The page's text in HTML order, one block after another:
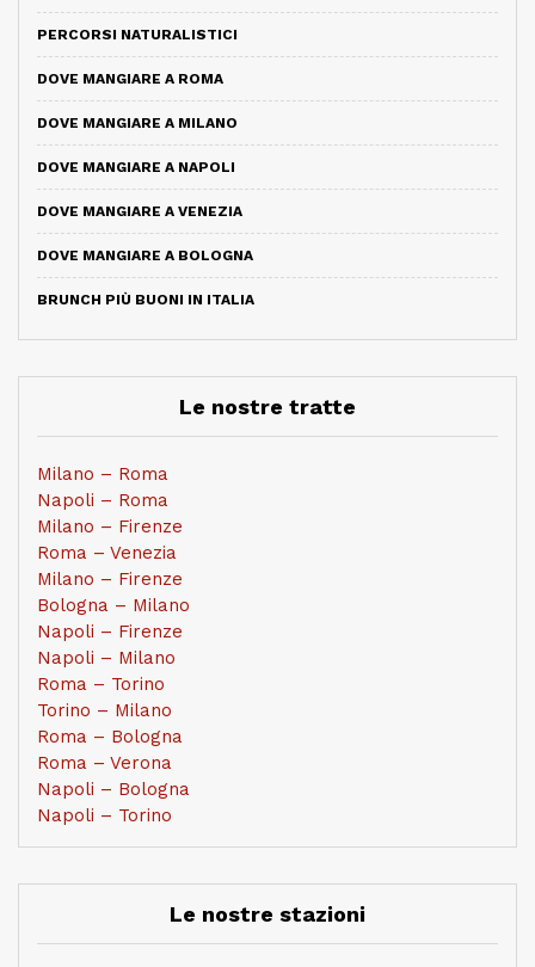
PERCORSI NATURALISTICI
DOVE MANGIARE A ROMA
DOVE MANGIARE A MILANO
DOVE MANGIARE A NAPOLI
DOVE MANGIARE A VENEZIA
DOVE MANGIARE A BOLOGNA
BRUNCH PIÙ BUONI IN ITALIA
Le nostre tratte
Milano – Roma
Napoli – Roma
Milano – Firenze
Roma – Venezia
Milano – Firenze
Bologna – Milano
Napoli – Firenze
Napoli – Milano
Roma – Torino
Torino – Milano
Roma – Bologna
Roma – Verona
Napoli – Bologna
Napoli – Torino
Le nostre stazioni